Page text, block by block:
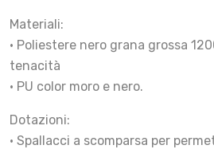
Materiali:
• Poliestere nero grana grossa
tenacità
• PU color moro e nero.
Dotazioni:
• Spallacci a scomparsa per